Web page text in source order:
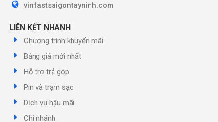
vinfastsaigontayninh.com
LIÊN KẾT NHANH
Chương trình khuyến mãi
Bảng giá mới nhất
Hỗ trợ trả góp
Pin và trạm sạc
Dịch vụ hậu mãi
Chi nhánh